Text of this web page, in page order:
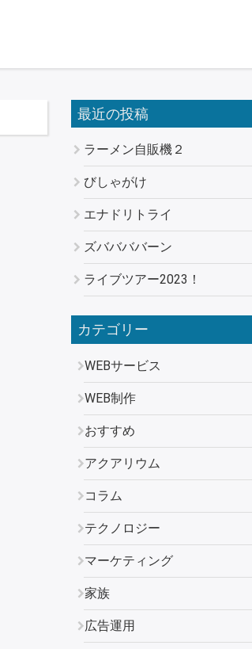
最近の投稿
ラーメン自販機２
びしゃがけ
エナドリトライ
ズババババーン
ライブツアー2023！
カテゴリー
WEBサービス
WEB制作
おすすめ
アクアリウム
コラム
テクノロジー
マーケティング
家族
広告運用